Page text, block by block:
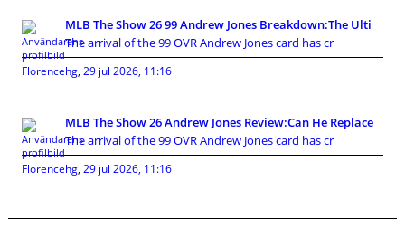
MLB The Show 26 99 Andrew Jones Breakdown:The Ulti
The arrival of the 99 OVR Andrew Jones card has cr
Florencehg, 29 jul 2026, 11:16
MLB The Show 26 Andrew Jones Review:Can He Replace
The arrival of the 99 OVR Andrew Jones card has cr
Florencehg, 29 jul 2026, 11:16